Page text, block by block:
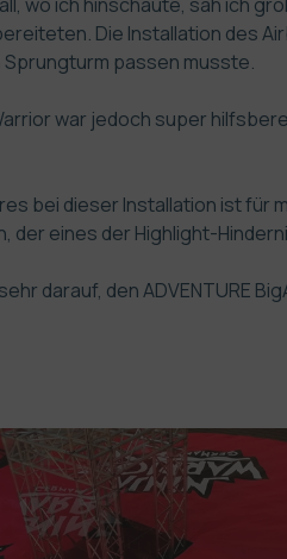
Die Installation des
Sprungturm passen musste.
war jedoch super
bei dieser Installation ist für
der eines der Highlight-
darauf, den ADVENTURE